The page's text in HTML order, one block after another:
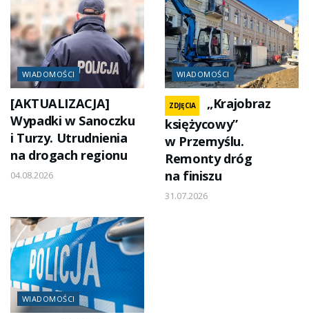
WIADOMOŚCI
[AKTUALIZACJA]
Wypadki w Sanoczku
i Turzy. Utrudnienia
na drogach regionu
04.08.2026
WIADOMOŚCI
ZDJĘCIA
„Krajobraz
księżycowy”
w Przemyślu.
Remonty dróg
na finiszu
31.07.2026
WIADOMOŚCI